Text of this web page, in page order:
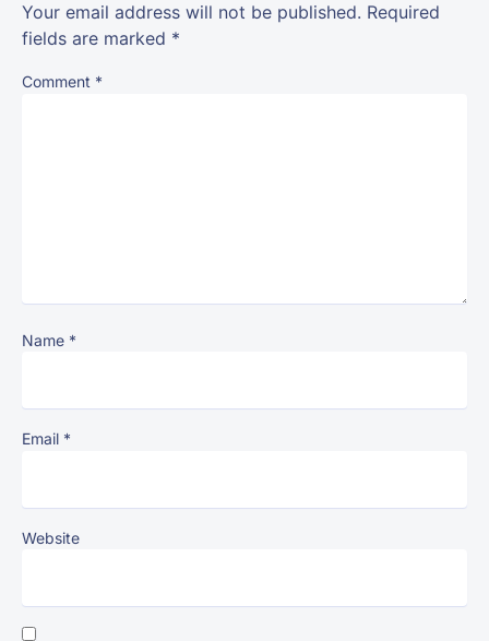
Your email address will not be published. Required
fields are marked *
Comment *
Name *
Email *
Website